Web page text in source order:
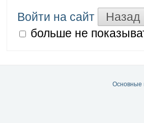
Войти на сайт
Назад
больше не
Основные